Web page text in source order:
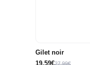
Gilet noir
19.59€27.99€